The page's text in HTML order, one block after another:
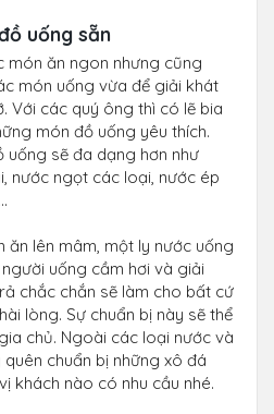
uống sẵn
món ăn ngon nhưng cũng
món uống vừa để giải khát
Với các quý ông thì có lẽ bia
món đồ uống yêu thích.
uống sẽ đa dạng hơn như
nước ngọt các loại, nước ép
lên mâm, một ly nước uống
uống cầm hơi và giải
chắc chắn sẽ làm cho bất cứ
lòng. Sự chuẩn bị này sẽ thể
chủ. Ngoài các loại nước và
chuẩn bị những xô đá
khách nào có nhu cầu nhé.